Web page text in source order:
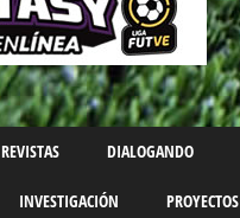
REVISTAS DIALOGANDO
INVESTIGACIÓN PROYECTOS